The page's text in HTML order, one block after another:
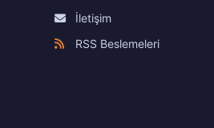
İletişim
RSS Beslemeleri